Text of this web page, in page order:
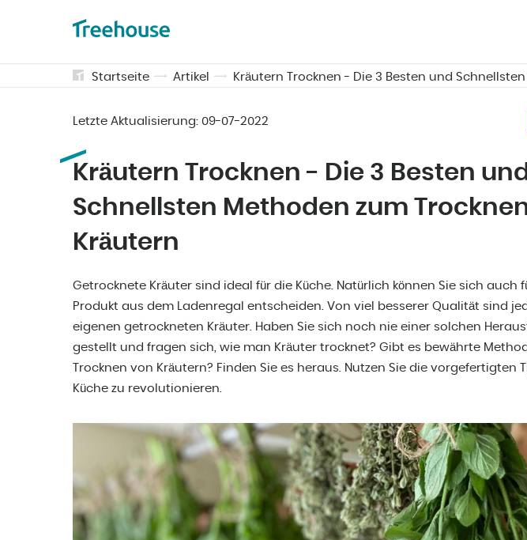
Startseite Artikel Kräutern Trocknen - Die 3 Besten und
Letzte Aktualisierung: 09-07-2022
Kräutern Trocknen - Die 3 Besten und
Schnellsten Methoden zum
Kräutern
Getrocknete Kräuter sind ideal für die Küche. Natürlich können Sie sich auch
Produkt aus dem Ladenregal entscheiden. Von viel besserer Qualität sind
eigenen getrockneten Kräuter. Haben Sie sich noch nie einer solchen
gestellt und fragen sich, wie man Kräuter trocknet? Gibt es bewährte
Trocknen von Kräutern? Finden Sie es heraus. Nutzen Sie die vorgefertigten
Küche zu revolutionieren.